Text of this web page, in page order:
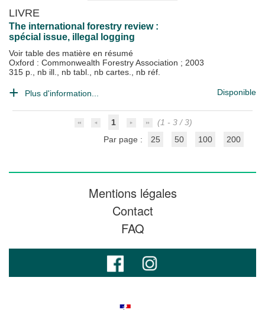
LIVRE
The international forestry review :
spécial issue, illegal logging
Voir table des matière en résumé
Oxford : Commonwealth Forestry Association ; 2003
315 p., nb ill., nb tabl., nb cartes., nb réf.
Plus d'information... Disponible
1
(1 - 3 / 3)
Par page :
25 50 100 200
Mentions légales
Contact
FAQ